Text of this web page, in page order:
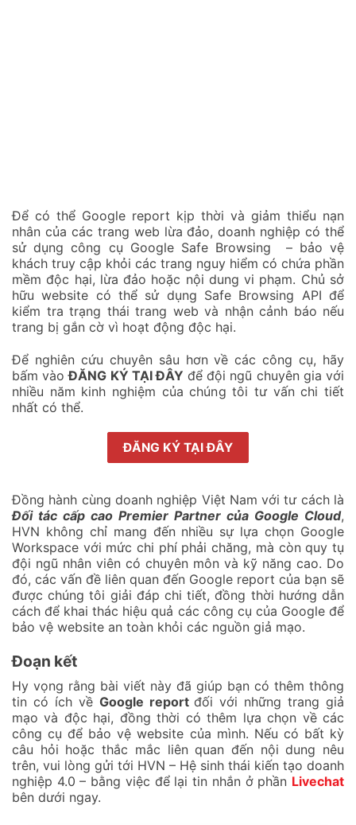
Để có thể Google report kịp thời và giảm thiểu nạn
nhân của các trang web lừa đảo, doanh nghiệp có thể
sử dụng công cụ Google Safe Browsing – bảo vệ
khách truy cập khỏi các trang nguy hiểm có chứa phần
mềm độc hại, lừa đảo hoặc nội dung vi phạm. Chủ sở
hữu website có thể sử dụng Safe Browsing API để
kiểm tra trạng thái trang web và nhận cảnh báo nếu
trang bị gắn cờ vì hoạt động độc hại.
Để nghiên cứu chuyên sâu hơn về các công cụ, hãy
bấm vàoĐĂNG KÝ TẠI ĐÂY để đội ngũ chuyên gia với
nhiều năm kinh nghiệm của chúng tôi tư vấn chi tiết
nhất có thể.
ĐĂNG KÝ TẠI ĐÂY
Đồng hành cùng doanh nghiệp Việt Nam với tư cách là
Đối tác cấp cao Premier Partner của Google Cloud,
HVN không chỉ mang đến nhiều sự lựa chọn Google
Workspace với mức chi phí phải chăng, mà còn quy tụ
đội ngũ nhân viên có chuyên môn và kỹ năng cao. Do
đó, các vấn đề liên quan đến Google report của bạn sẽ
được chúng tôi giải đáp chi tiết, đồng thời hướng dẫn
cách để khai thác hiệu quả các công cụ của Google để
bảo vệ website an toàn khỏi các nguồn giả mạo.
Đoạn kết
Hy vọng rằng bài viết này đã giúp bạn có thêm thông
tin có ích về Google reportđối với những trang giả
mạo và độc hại, đồng thời có thêm lựa chọn về các
công cụ để bảo vệ website của mình. Nếu có bất kỳ
câu hỏi hoặc thắc mắc liên quan đến nội dung nêu
trên, vui lòng gửi tới HVN – Hệ sinh thái kiến tạo doanh
nghiệp 4.0 – bằng việc để lại tin nhắn ở phần Livechat
bên dưới ngay.